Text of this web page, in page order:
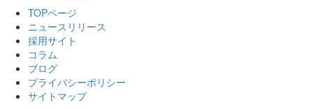
TOPページ
ニュースリリース
採用サイト
コラム
ブログ
プライバシーポリシー
サイトマップ